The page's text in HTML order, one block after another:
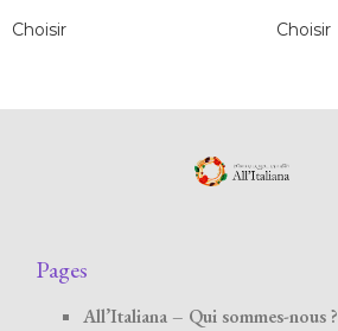
Choisir Choisir
Pages
All’Italiana – Qui sommes-nous ?